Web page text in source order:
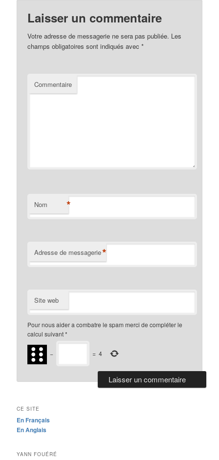
Laisser un commentaire
Votre adresse de messagerie ne sera pas publiée. Les
champs obligatoires sont indiqués avec*
Commentaire
Nom *
Adresse de messagerie*
Site web
Pour nous aider a combatre le spam merci de compléter le
calcul suivant*
− = 4
CE SITE
En Français
En Anglais
YANN FOUÉRÉ